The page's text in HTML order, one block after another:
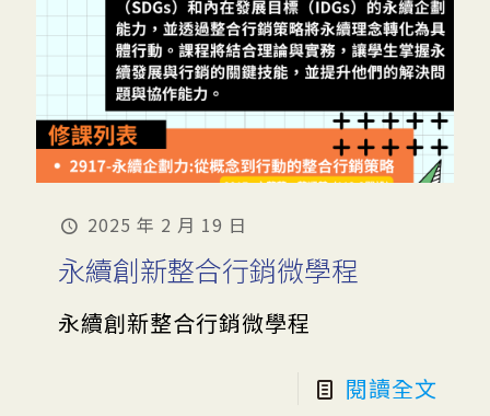
2025 年 2 月 19 日
永續創新整合行銷微學程
永續創新整合行銷微學程
閱讀全文